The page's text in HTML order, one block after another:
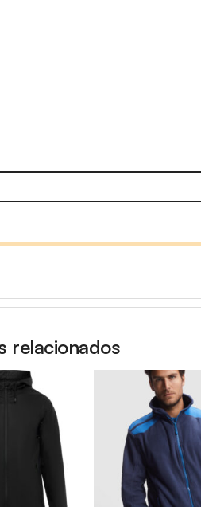
relacionados